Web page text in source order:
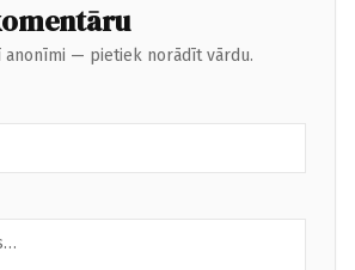
anonīmi — pietiek norādīt vārdu.